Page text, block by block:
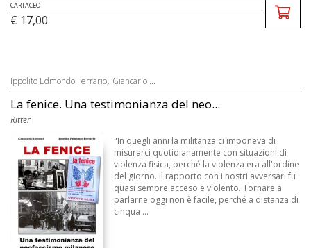
CARTACEO
€ 17,00
Ippolito Edmondo Ferrario, Giancarlo ...
La fenice. Una testimonianza del neo...
Ritter
"In quegli anni la militanza ci imponeva di
misurarci quotidianamente con situazioni di
violenza fisica, perché la violenza era all'ordine
del giorno. Il rapporto con i nostri avversari fu
quasi sempre acceso e violento. Tornare a
parlarne oggi non è facile, perché a distanza di
cinqua ...